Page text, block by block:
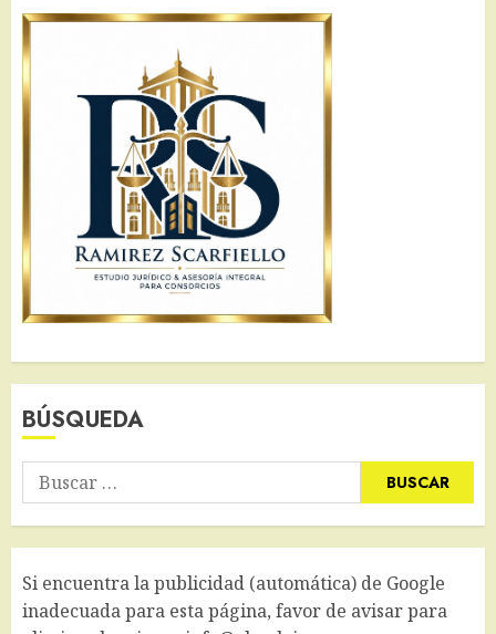
BÚSQUEDA
Buscar:
Si encuentra la publicidad (automática) de Google
inadecuada para esta página, favor de avisar para